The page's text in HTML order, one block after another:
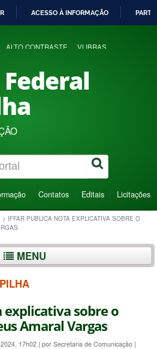
ACESSO À INFORMAÇÃO
ALTO CONTRASTE VLIBRAS
Contatos Editais Licitações
> IFFAR PUBLICA NOTA EXPLICATIVA SOBRE O
MENU
explicativa sobre o
Amaral Vargas
17h02 | por Secretaria de Comunicação |